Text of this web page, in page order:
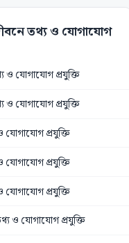
তথ্য ও যোগাযোগ
ও যোগাযোগ প্রযুক্তি
ও যোগাযোগ প্রযুক্তি
যোগাযোগ প্রযুক্তি
যোগাযোগ প্রযুক্তি
যোগাযোগ প্রযুক্তি
ও যোগাযোগ প্রযুক্তি